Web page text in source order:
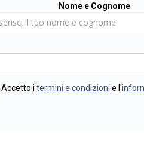
Nome e Cognome
Accetto i termini e condizioni e l'